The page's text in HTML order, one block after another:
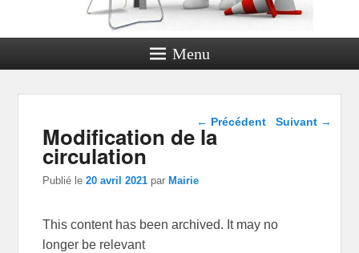
Menu
Navigation dans les
← Précédent Suivant →
Modification de la
circulation
Publié le20 avril 2021 par Mairie
This content has been archived. It may no
longer be relevant